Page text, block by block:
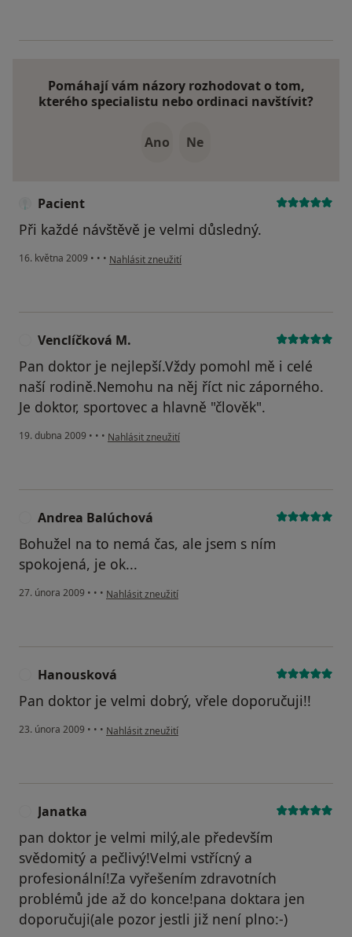
Pomáhají vám názory rozhodovat o tom,
kterého specialistu nebo ordinaci navštívit?
Ano Ne
Pacient
Při každé návštěvě je velmi důsledný.
16. května 2009 • • • podle názoru uživatele Pacient
Nahlásit zneužití
Venclíčková M.
Pan doktor je nejlepší.Vždy pomohl mě i celé
naší rodině.Nemohu na něj říct nic záporného.
Je doktor, sportovec a hlavně "člověk".
19. dubna 2009 • • • podle názoru uživatele Venclíčková M.
Nahlásit zneužití
Andrea Balúchová
Bohužel na to nemá čas, ale jsem s ním
spokojená, je ok...
27. února 2009 • • • podle názoru uživatele Andrea Balúchová
Nahlásit zneužití
Hanousková
Pan doktor je velmi dobrý, vřele doporučuji!!
23. února 2009 • • • podle názoru uživatele Hanousková
Nahlásit zneužití
Janatka
pan doktor je velmi milý,ale především
svědomitý a pečlivý!Velmi vstřícný a
profesionální!Za vyřešením zdravotních
problémů jde až do konce!pana doktara jen
doporučuji(ale pozor jestli již není plno:-)